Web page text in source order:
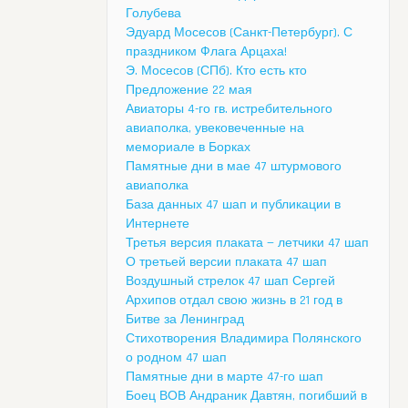
Голубева
Эдуард Мосесов (Санкт-Петербург). С
праздником Флага Арцаха!
Э. Мосесов (СПб). Кто есть кто
Предложение 22 мая
Авиаторы 4-го гв. истребительного
авиаполка, увековеченные на
мемориале в Борках
Памятные дни в мае 47 штурмового
авиаполка
База данных 47 шап и публикации в
Интернете
Третья версия плаката — летчики 47 шап
О третьей версии плаката 47 шап
Воздушный стрелок 47 шап Сергей
Архипов отдал свою жизнь в 21 год в
Битве за Ленинград
Стихотворения Владимира Полянского
о родном 47 шап
Памятные дни в марте 47-го шап
Боец ВОВ Андраник Давтян, погибший в